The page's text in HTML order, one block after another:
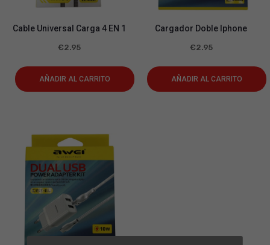
Cable Universal Carga 4 EN 1
€2.95
AÑADIR AL CARRITO
Cargador Doble Iphone
€2.95
AÑADIR AL CARRITO